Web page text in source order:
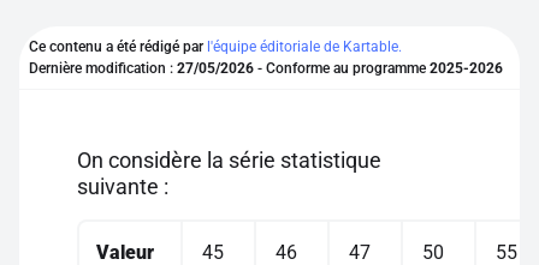
Se connecter
Pour profiter de 10 contenus offerts.
Ce contenu a été rédigé par l'équipe éditoriale de Kartable.
Dernière modification : 27/05/2026 - Conforme au programme 2025-2026
On considère la série statistique
suivante :
Valeur 45 46 47 50 55